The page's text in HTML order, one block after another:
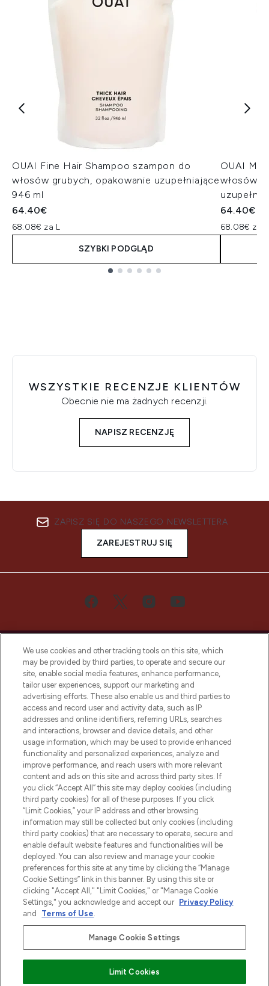
OUAI Fine Hair Shampoo szampon do
włosów grubych, opakowanie uzupełniające
946 ml
64.40€
68.08€ za L
SZYBKI PODGLĄD
OUAI
włosów
64.40€
68.08€ za L
WSZYSTKIE RECENZJE KLIENTÓW
Obecnie nie ma żadnych recenzji.
NAPISZ RECENZJĘ
ZAPISZ SIĘ DO NASZEGO NEWSLETTERA
ZAREJESTRUJ SIĘ
Bądź pierwszą osobą, która dowie się o
najnowszych produktach, od niszowych i
uznanych marek, sezonowych trendach i
otrzyma ekskluzywne artykuły redakcyjne
z Sunday Supplement.
Zgoda na pliki cookie
Do Not Sell or Share My Personal
Information
POMOC & INFORMACJE
WAŻNE INFORMACJE
O LOOKFANTASTIC
Płać bezpiecznie za pomocą
We use cookies and other tracking tools on this site, which
may be provided by third parties, to operate and secure our
site, enable social media features, enhance performance,
tailor user experiences, support our marketing and
advertising efforts. These also enable us and third parties to
access and record user and activity data, such as IP
addresses and online identifiers, referring URLs, searches
and interactions, browser and device details, and other
usage information, which may be used to provide enhanced
functionality and personalized experiences, analyze and
improve performance, and reach users with more relevant
content and ads on this site and across third party sites. If
you click “Accept All” this site may deploy cookies (including
third party cookies) for all of these purposes. If you click
“Limit Cookies,” your IP address and other browsing
information may still be collected but only cookies (including
third party cookies) that are necessary to operate, secure and
enable default website features and functionalities will be
deployed. You can also review and manage your cookie
preferences for this site at any time by clicking the “Manage
Cookie Settings” link in this banner. By using this site or
clicking "Accept All," "Limit Cookies," or "Manage Cookie
Settings," you acknowledge and accept our Privacy Policy
and
Terms of Use.
Manage Cookie Settings
Limit Cookies